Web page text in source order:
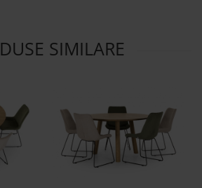
SIMILARE